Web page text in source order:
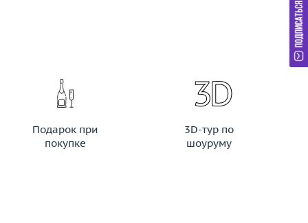
Подарок при
покупке
3D-тур по
шоуруму